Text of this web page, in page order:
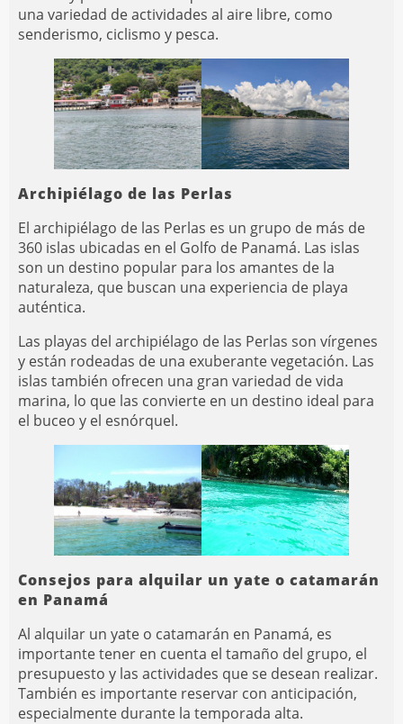
una variedad de actividades al aire libre, como
senderismo, ciclismo y pesca.
Archipiélago de las Perlas
El archipiélago de las Perlas es un grupo de más de
360 islas ubicadas en el Golfo de Panamá. Las islas
son un destino popular para los amantes de la
naturaleza, que buscan una experiencia de playa
auténtica.
Las playas del archipiélago de las Perlas son vírgenes
y están rodeadas de una exuberante vegetación. Las
islas también ofrecen una gran variedad de vida
marina, lo que las convierte en un destino ideal para
el buceo y el esnórquel.
Consejos para alquilar un yate o catamarán
en Panamá
Al alquilar un yate o catamarán en Panamá, es
importante tener en cuenta el tamaño del grupo, el
presupuesto y las actividades que se desean realizar.
También es importante reservar con anticipación,
especialmente durante la temporada alta.